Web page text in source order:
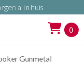
al in huis
0
Gunmetal